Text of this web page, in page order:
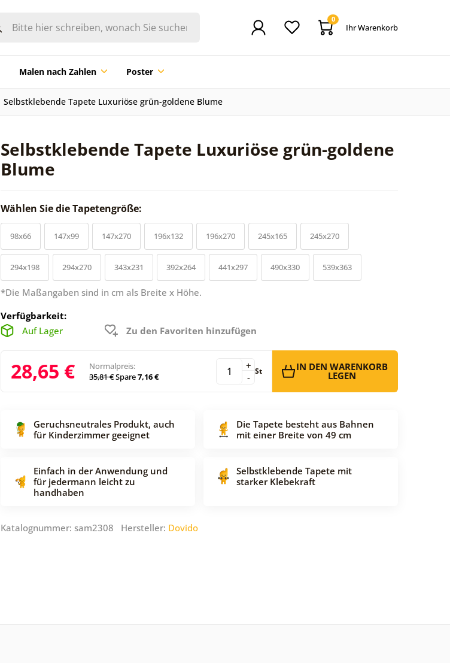
0
Ihr Warenkorb
Malen nach Zahlen Poster
Selbstklebende Tapete Luxuriöse grün-goldene Blume
Selbstklebende Tapete Luxuriöse grün-goldene
Blume
Wählen Sie die Tapetengröße:
98x66 147x99 147x270 196x132 196x270 245x165 245x270
294x198 294x270 343x231 392x264 441x297 490x330 539x363
*Die Maßangaben sind in cm als Breite x Höhe.
Verfügbarkeit:
Auf Lager
Zu den Favoriten hinzufügen
28,65 €
Normalpreis:
35,81 €Spare7,16 € -
+ St IN DEN WARENKORB
LEGEN
Geruchsneutrales Produkt, auch
für Kinderzimmer geeignet
Die Tapete besteht aus Bahnen
mit einer Breite von 49 cm
Einfach in der Anwendung und
für jedermann leicht zu
handhaben
Selbstklebende Tapete mit
starker Klebekraft
Katalognummer: sam2308 Hersteller: Dovido